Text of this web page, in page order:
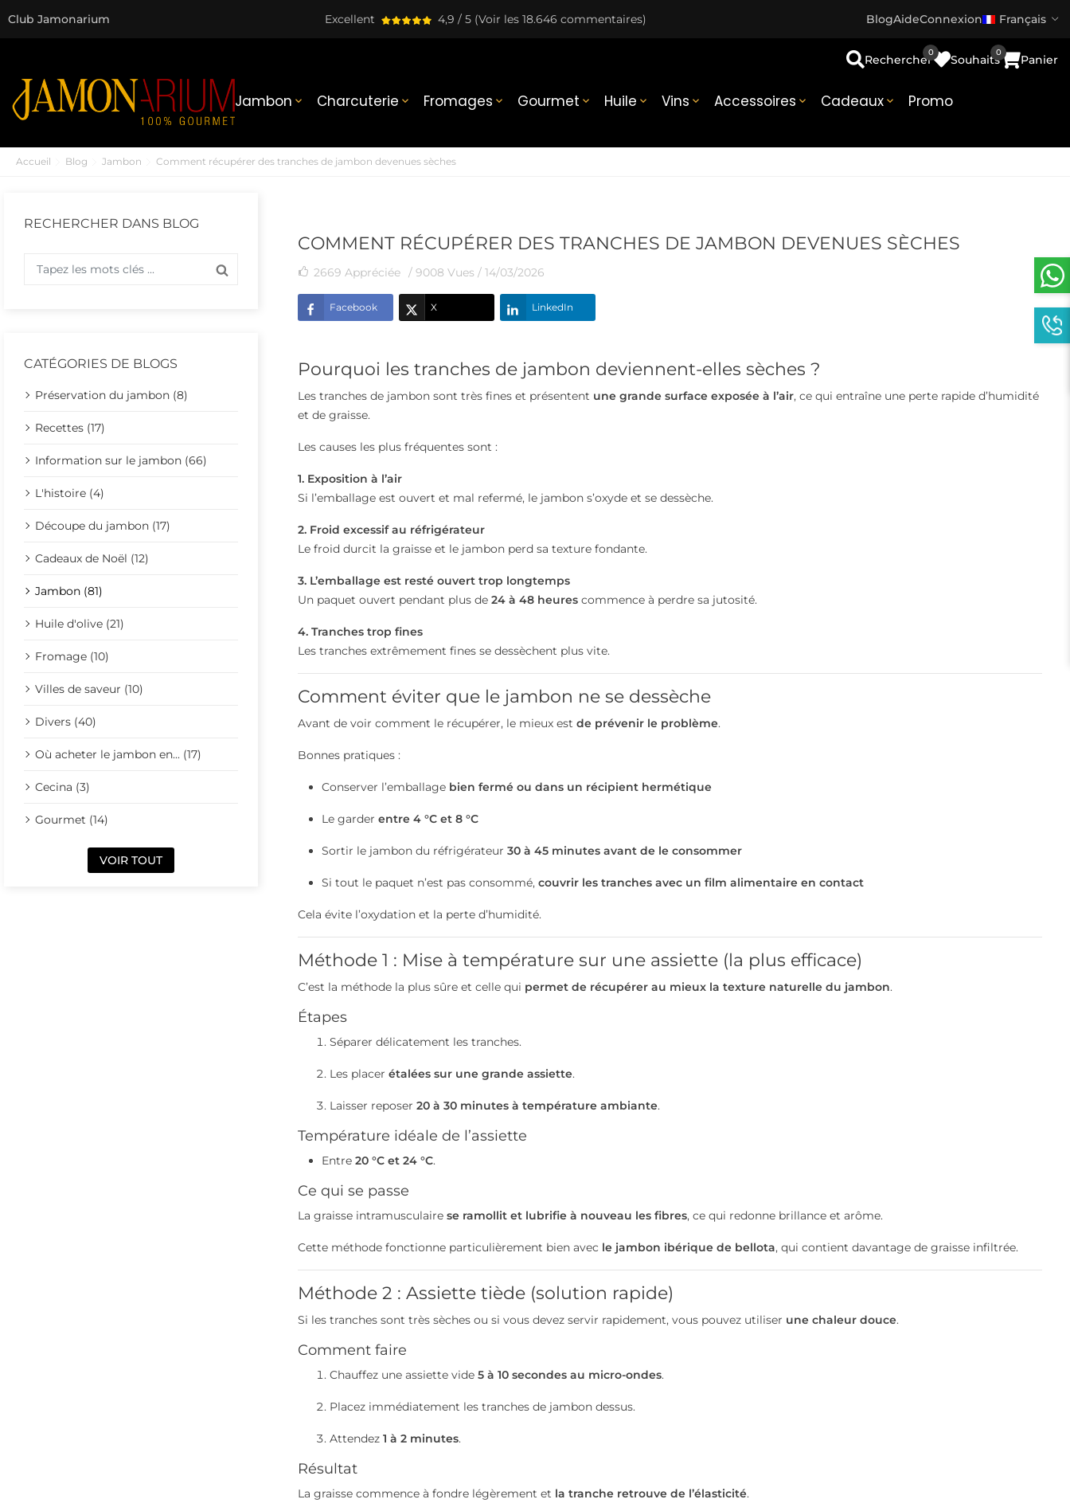
Club Jamonarium Excellent 4,9 / 5 (Voir les 18.646 commentaires) BlogAideConnexion Français
Jambon  Charcuterie  Fromages  Gourmet  Huile  Vins  Accessoires  Cadeaux  Promo
Rechercher Souhaits
0
Panier
0
Accueil Blog Jambon Comment récupérer des tranches de jambon devenues sèches
RECHERCHER DANS BLOG
CATÉGORIES DE BLOGS
Préservation du jambon (8)
Recettes (17)
Information sur le jambon (66)
L'histoire (4)
Découpe du jambon (17)
Cadeaux de Noël (12)
Jambon (81)
Huile d'olive (21)
Fromage (10)
Villes de saveur (10)
Divers (40)
Où acheter le jambon en... (17)
Cecina (3)
Gourmet (14)
VOIR TOUT
COMMENT RÉCUPÉRER DES TRANCHES DE JAMBON DEVENUES SÈCHES
2669 Appréciée / 9008 Vues / 14/03/2026
Facebook X LinkedIn
Pourquoi les tranches de jambon deviennent-elles sèches ?
Les tranches de jambon sont très fines et présentent une grande surface exposée à l’air, ce qui entraîne une perte rapide d’humidité
et de graisse.
Les causes les plus fréquentes sont :
1. Exposition à l’air
Si l’emballage est ouvert et mal refermé, le jambon s’oxyde et se dessèche.
2. Froid excessif au réfrigérateur
Le froid durcit la graisse et le jambon perd sa texture fondante.
3. L’emballage est resté ouvert trop longtemps
Un paquet ouvert pendant plus de 24 à 48 heurescommence à perdre sa jutosité.
4. Tranches trop fines
Les tranches extrêmement fines se dessèchent plus vite.
Comment éviter que le jambon ne se dessèche
Avant de voir comment le récupérer, le mieux est de prévenir le problème.
Bonnes pratiques :
Conserver l’emballage bien fermé ou dans un récipient hermétique
Le garder entre 4 °C et 8 °C
Sortir le jambon du réfrigérateur 30 à 45 minutes avant de le consommer
Si tout le paquet n’est pas consommé, couvrir les tranches avec un film alimentaire en contact
Cela évite l’oxydation et la perte d’humidité.
Méthode 1 : Mise à température sur une assiette (la plus efficace)
C’est la méthode la plus sûre et celle qui permet de récupérer au mieux la texture naturelle du jambon.
Étapes
Séparer délicatement les tranches.
Les placer étalées sur une grande assiette.
Laisser reposer 20 à 30 minutes à température ambiante.
Température idéale de l’assiette
Entre 20 °C et 24 °C.
Ce qui se passe
La graisse intramusculaire se ramollit et lubrifie à nouveau les fibres, ce qui redonne brillance et arôme.
Cette méthode fonctionne particulièrement bien avec le jambon ibérique de bellota, qui contient davantage de graisse infiltrée.
Méthode 2 : Assiette tiède (solution rapide)
Si les tranches sont très sèches ou si vous devez servir rapidement, vous pouvez utiliser une chaleur douce.
Comment faire
Chauffez une assiette vide 5 à 10 secondes au micro-ondes.
Placez immédiatement les tranches de jambon dessus.
Attendez 1 à 2 minutes.
Résultat
La graisse commence à fondre légèrement et la tranche retrouve de l’élasticité.